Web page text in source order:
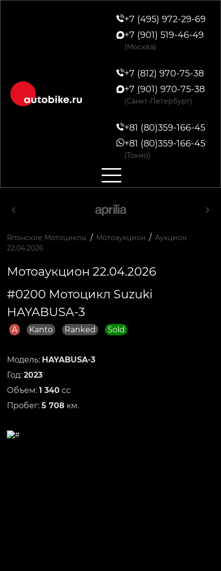
+7 (495) 972-29-69
+7 (901) 519-46-49
(Москва)
+7 (812) 970-75-38
+7 (901) 970-75-38
(Санкт-Петербург)
+81 (80)359-166-45
+81 (80)359-166-45
(Токио)
Японские Мотоциклы / Мотоаукцион / Аукцион
22.04.2026
Мотоаукцион 22.04.2026
#0200 Мотоцикл Suzuki
HAYABUSA-3
A Kanto Ranked Sold
Модель: HAYABUSA-3
Год: 2023
Объем: 1 340 сс
Пробег: 5 708 км.